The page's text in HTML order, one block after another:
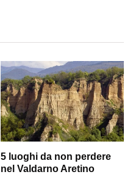
5 luoghi da non perdere
nel Valdarno Aretino